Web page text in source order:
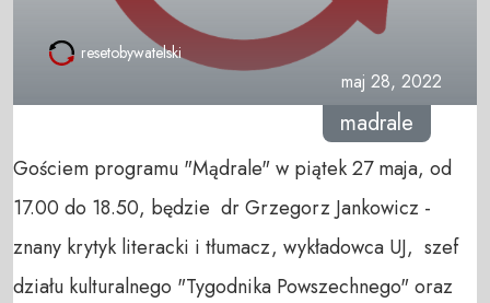
resetobywatelski
maj 28, 2022
madrale
Gościem programu "Mądrale" w piątek 27 maja, od
17.00 do 18.50, będzie dr Grzegorz Jankowicz -
znany krytyk literacki i tłumacz, wykładowca UJ, szef
działu kulturalnego "Tygodnika Powszechnego" oraz